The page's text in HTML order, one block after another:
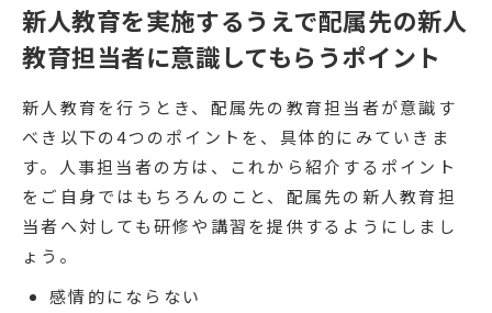
新人教育を実施するうえで配属先の新人
教育担当者に意識してもらうポイント
新人教育を行うとき、配属先の教育担当者が意識す
べき以下の4つのポイントを、具体的にみていきま
す。人事担当者の方は、これから紹介するポイント
をご自身ではもちろんのこと、配属先の新人教育担
当者へ対しても研修や講習を提供するようにしまし
ょう。
感情的にならない